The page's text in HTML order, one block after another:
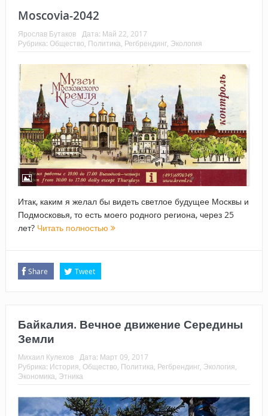
Moscovia-2042
Ярослав Бутаков Дата: Май 22, 2017
Рубрика: Общество Политика Регбрендинг, Экология
Итак, каким я желал бы видеть светлое будущее Москвы и
Подмосковья, то есть моего родного региона, через 25
лет? Читать полностью
Share Tweet
Байкалия. Вечное движение Середины
Земли
Михаил Кулехов Дата: Март 09, 2017
Рубрика: История Общество Политика Регбрендинг, Экология
Экономика Этника